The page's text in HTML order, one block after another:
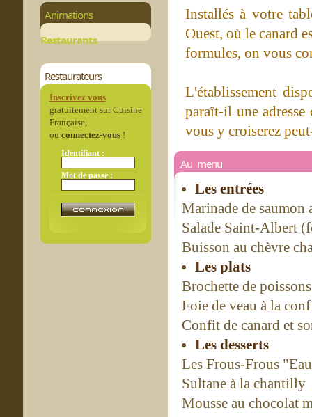
Animations
Restaurants
Restaurateurs
Inscrivez vous
gratuitement sur Cuisine
Française,
ou connectez-vous!
Identifiant :
Mot de passe :
Installés à votre
Ouest, où le canard
formules, on vous
L'établissement
paraît-il une adresse
vous y croiserez
Au menu
Les entrées
Marinade de saumon
Salade Saint-Albert
Buisson au chèvre
Les plats
Brochette de
Foie de veau à la
Confit de canard et
Les desserts
Les Frous-Frous
Sultane à la chantilly
Mousse au chocolat